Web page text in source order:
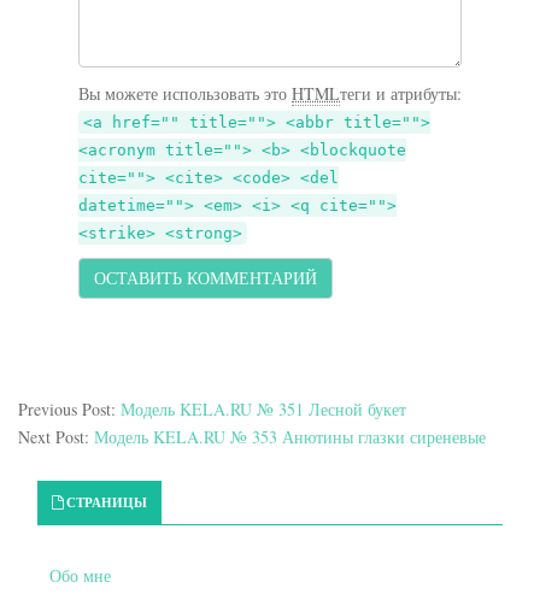
Вы можете использовать это HTMLтеги и атрибуты:
<a href="" title=""> <abbr title="">
<acronym title=""> <b> <blockquote
cite=""> <cite> <code> <del
datetime=""> <em> <i> <q cite="">
<strike> <strong>
Previous Post: Модель KELA.RU № 351 Лесной букет
Next Post: Модель KELA.RU № 353 Анютины глазки сиреневые
Primary Sidebar
СТРАНИЦЫ
Обо мне